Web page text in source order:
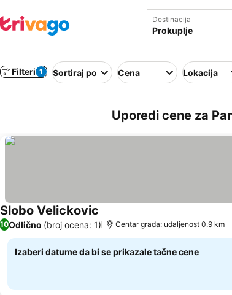
Destinacija
Filteri 1 Sortiraj po Cena Lokacija
Uporedi cene za
Slobo Velickovic
10Odlično (broj ocena: 1) Centar grada: udaljenost 0.9 km
Izaberi datume da bi se prikazale tačne cene